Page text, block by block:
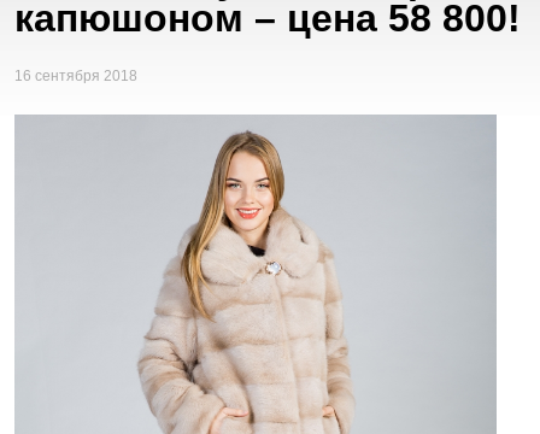
капюшоном – цена 58 800!
16 сентября 2018